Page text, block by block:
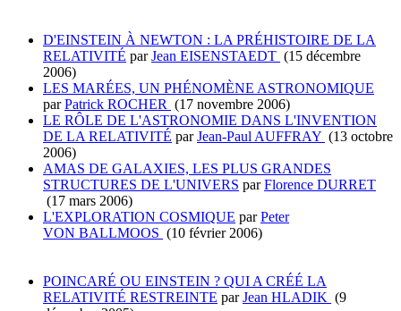
D'EINSTEIN À NEWTON : LA PRÉHISTOIRE DE LA
RELATIVITÉ parJean EISENSTAEDT (15 décembre
2006)
LES MARÉES, UN PHÉNOMÈNE ASTRONOMIQUE
parPatrick ROCHER (17 novembre 2006)
LE RÔLE DE L'ASTRONOMIE DANS L'INVENTION
DE LA RELATIVITÉ parJean-Paul AUFFRAY (13 octobre
2006)
AMAS DE GALAXIES, LES PLUS GRANDES
STRUCTURES DE L'UNIVERS parFlorence DURRET
(17 mars 2006)
L'EXPLORATION COSMIQUE parPeter
VON BALLMOOS (10 février 2006)
POINCARÉ OU EINSTEIN ? QUI A CRÉÉ LA
RELATIVITÉ RESTREINTE parJean HLADIK (9